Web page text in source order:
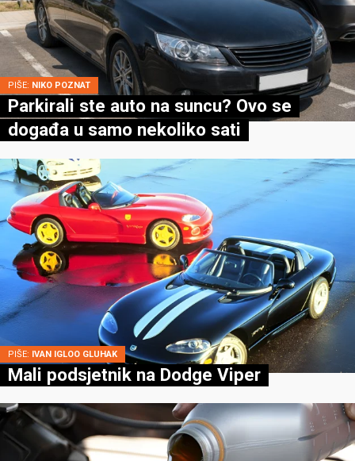
PIŠE: NIKO POZNAT
Parkirali ste auto na suncu? Ovo se
događa u samo nekoliko sati
PIŠE: IVAN IGLOO GLUHAK
Mali podsjetnik na Dodge Viper